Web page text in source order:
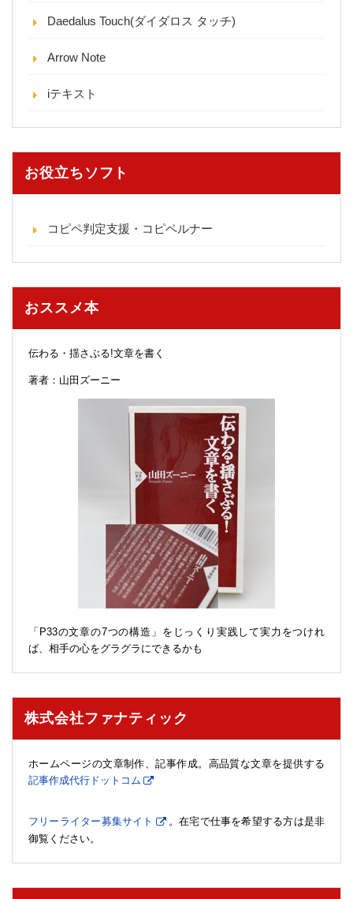
Daedalus Touch(ダイダロス タッチ)
Arrow Note
iテキスト
お役立ちソフト
コピペ判定支援・コピペルナー
おススメ本
伝わる・揺さぶる!文章を書く
著者：山田ズーニー
「P33の文章の7つの構造」をじっくり実践して実力をつけれ
ば、相手の心をグラグラにできるかも
株式会社ファナティック
ホームページの文章制作、記事作成。高品質な文章を提供する
記事作成代行ドットコム
フリーライター募集サイト
。在宅で仕事を希望する方は是非
御覧ください。